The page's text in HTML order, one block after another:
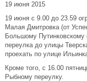
19 июня 2015
19 июня с 9.00 до 23.59
Малая Дмитровка (от
Большому Путинковскому
переулка до улицы
проехать по улице
Кроме того, с 16.00
Рыбному переулку.